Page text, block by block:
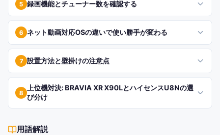
5 録画機能とチューナー数を確認する
6 ネット動画対応OSの違いで使い勝手が変わる
7 設置方法と壁掛けの注意点
8
上位機対決: BRAVIA XR X90LとハイセンスU8Nの選
び分け
用語解説